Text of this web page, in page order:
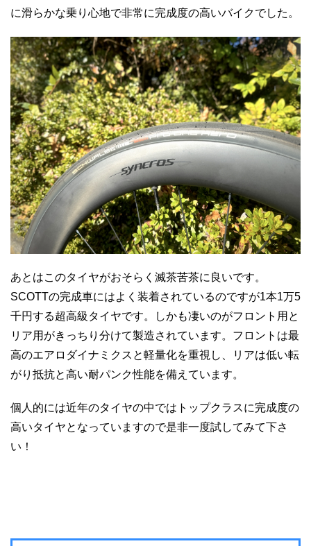
に滑らかな乗り心地で非常に完成度の高いバイクでした。
あとはこのタイヤがおそらく滅茶苦茶に良いです。
SCOTTの完成車にはよく装着されているのですが1本1万5
千円する超高級タイヤです。しかも凄いのがフロント用と
リア用がきっちり分けて製造されています。フロントは最
高のエアロダイナミクスと軽量化を重視し、リアは低い転
がり抵抗と高い耐パンク性能を備えています。
個人的には近年のタイヤの中ではトップクラスに完成度の
高いタイヤとなっていますので是非一度試してみて下さ
い！